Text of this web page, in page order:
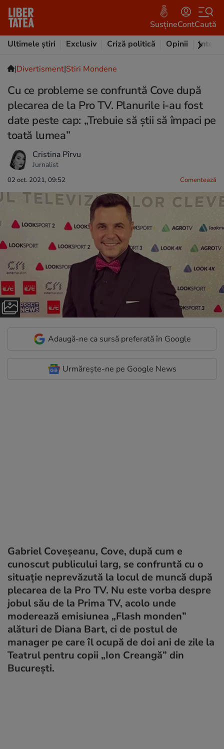
SusțineContCaută
Ultimele știri
Exclusiv Criză politică Opinii
|Divertisment|Stiri Mondene
Cu ce probleme se confruntă Cove după
plecarea de la Pro TV. Planurile i-au fost
date peste cap: „Trebuie să știi să împaci pe
toată lumea”
Cristina Pîrvu
Jurnalist
02 oct. 2021, 09:52 Comentează
Adaugă-ne ca sursă preferată în Google
Urmărește-ne pe Google News
Gabriel Coveșeanu, Cove, după cum e
cunoscut publicului larg, se confruntă cu o
situație neprevăzută la locul de muncă după
plecarea de la Pro TV. Nu este vorba despre
jobul său de la Prima TV, acolo unde
moderează emisiunea „Flash monden”
alături de Diana Bart, ci de postul de
manager pe care îl ocupă de doi ani de zile la
Teatrul pentru copii „Ion Creangă” din
București.